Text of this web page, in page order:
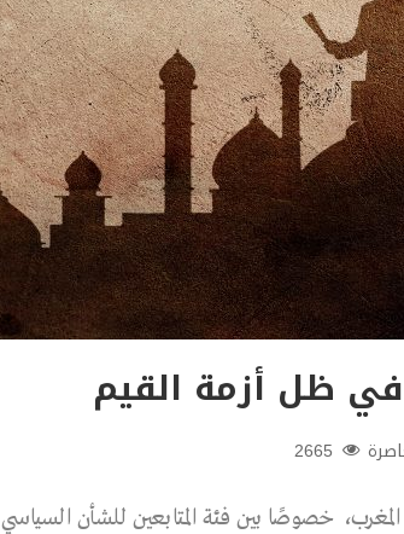
ظل أزمة القيم
المغرب، خصوصًا بين فئة المتابعين للشأن السياسي